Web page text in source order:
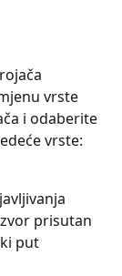
vrste
i odaberite
vrste:
prisutan
put